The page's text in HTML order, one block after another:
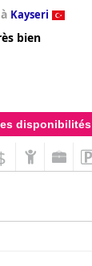
Kayseri
bien
disponibilités